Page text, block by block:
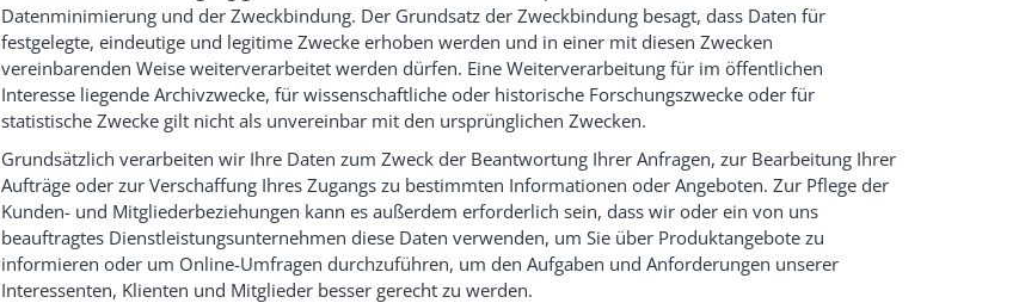
Datenminimierung und der Zweckbindung. Der Grundsatz der Zweckbindung besagt, dass Daten für
festgelegte, eindeutige und legitime Zwecke erhoben werden und in einer mit diesen Zwecken
vereinbarenden Weise weiterverarbeitet werden dürfen. Eine Weiterverarbeitung für im öffentlichen
Interesse liegende Archivzwecke, für wissenschaftliche oder historische Forschungszwecke oder für
statistische Zwecke gilt nicht als unvereinbar mit den ursprünglichen Zwecken.
Grundsätzlich verarbeiten wir Ihre Daten zum Zweck der Beantwortung Ihrer Anfragen, zur Bearbeitung Ihrer
Aufträge oder zur Verschaffung Ihres Zugangs zu bestimmten Informationen oder Angeboten. Zur Pflege der
Kunden- und Mitgliederbeziehungen kann es außerdem erforderlich sein, dass wir oder ein von uns
beauftragtes Dienstleistungsunternehmen diese Daten verwenden, um Sie über Produktangebote zu
informieren oder um Online-Umfragen durchzuführen, um den Aufgaben und Anforderungen unserer
Interessenten, Klienten und Mitglieder besser gerecht zu werden.